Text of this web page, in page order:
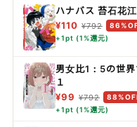
ハナバス 苔石花
¥110 ¥792
+1pt (1%還元)
男女比1：5の世
１
¥99 ¥792
+1pt (1%還元)